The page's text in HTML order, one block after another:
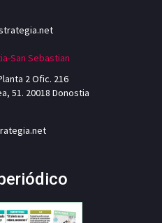
San Sebastian
2 Ofic. 216
51. 20018 Donostia